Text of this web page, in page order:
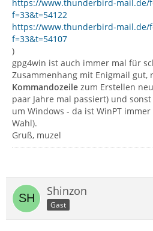
https://www.thunderbird-mail.de/
f=33&t=54122
https://www.thunderbird-mail.de/
f=33&t=54107
)
gpg4win ist auch immer mal für
Zusammenhang mit Enigmail gut,
Kommandozeile zum Erstellen
paar Jahre mal passiert) und
um Windows - da ist WinPT
Wahl).
Gruß, muzel
Shinzon
Gast